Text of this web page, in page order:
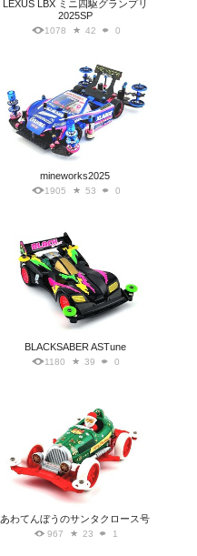
LEXUS LBX ミニ四駆グランプリ
2025SP
1078 42 0
mineworks2025
1905 53 0
BLACKSABER ASTune
1180 39 0
あわてんぼうのサンタクロース号
967 23 1